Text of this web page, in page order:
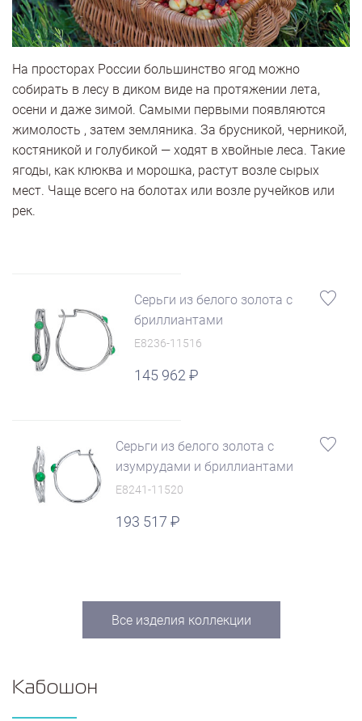
На просторах России большинство ягод можно
собирать в лесу в диком виде на протяжении лета,
осени и даже зимой. Самыми первыми появляются
жимолость , затем земляника. За брусникой, черникой,
костяникой и голубикой — ходят в хвойные леса. Такие
ягоды, как клюква и морошка, растут возле сырых
мест. Чаще всего на болотах или возле ручейков или
рек.
Серьги из белого золота с
бриллиантами
E8236-11516
145 962
Серьги из белого золота с
изумрудами и бриллиантами
E8241-11520
193 517
Все изделия коллекции
Кабошон